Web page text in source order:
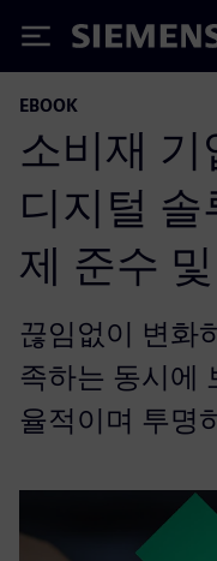
Siemens
EBOOK
소비재 기
디지털
제 준수
끊임없이 변화
족하는 동시에
율적이며 투명